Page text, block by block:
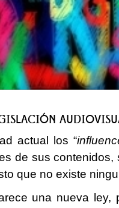
actual los “
de sus contenidos,
que no existe
una nueva ley,